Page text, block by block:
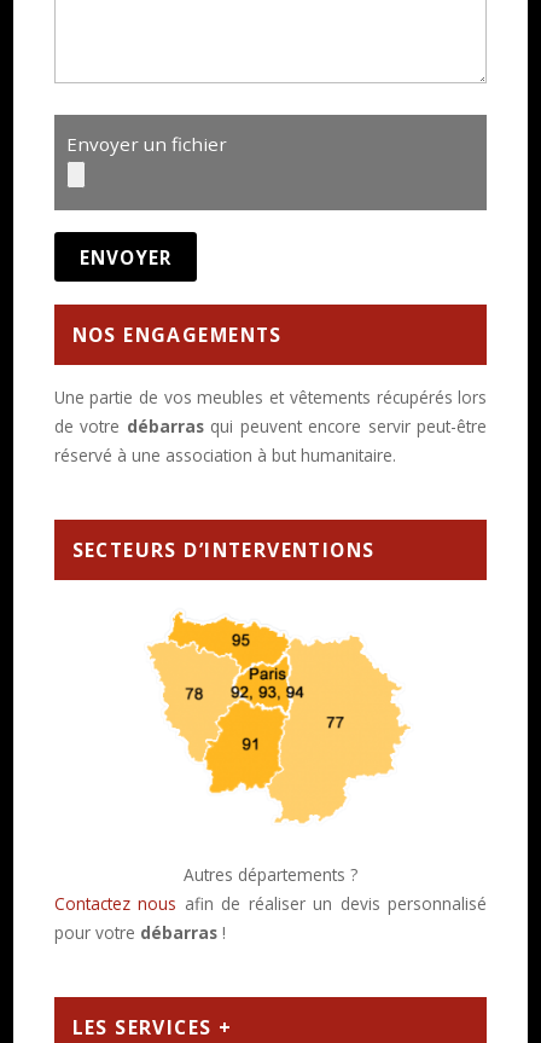
Envoyer un fichier
NOS ENGAGEMENTS
Une partie de vos meubles et vêtements récupérés lors
de votre débarrasqui peuvent encore servir peut-être
réservé à une association à but humanitaire.
SECTEURS D’INTERVENTIONS
Autres départements ?
Contactez nous afin de réaliser un devis personnalisé
pour votre débarras!
LES SERVICES +